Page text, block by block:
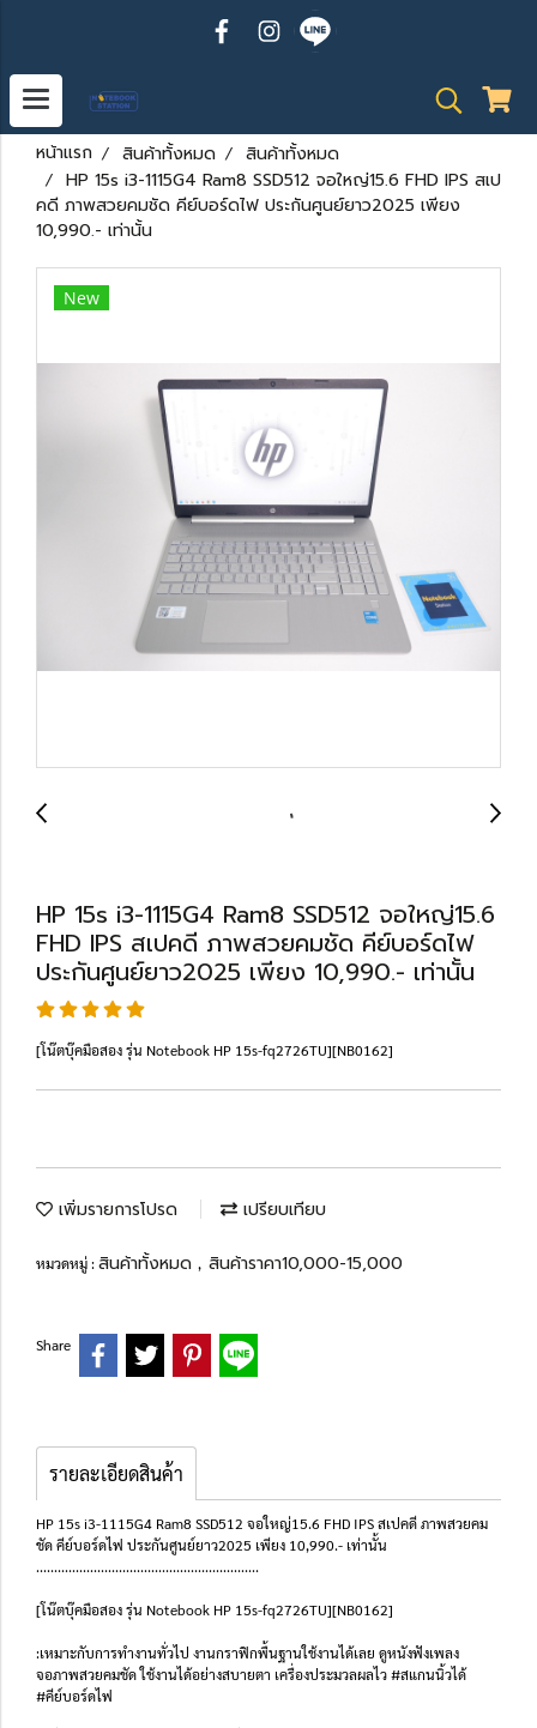
หน้าแรก สินค้าทั้งหมด
สินค้าทั้งหมด
HP 15s i3-1115G4 Ram8 SSD512 จอใหญ่15.6 FHD IPS สเป
คดี ภาพสวยคมชัด คีย์บอร์ดไฟ ประกันศูนย์ยาว2025 เพียง
10,990.- เท่านั้น
New
HP 15s i3-1115G4 Ram8 SSD512 จอใหญ่15.6
FHD IPS สเปคดี ภาพสวยคมชัด คีย์บอร์ดไฟ
ประกันศูนย์ยาว2025 เพียง 10,990.- เท่านั้น
[โน๊ตบุ๊คมือสอง รุ่น Notebook HP 15s-fq2726TU][NB0162]
เพิ่มรายการโปรด เปรียบเทียบ
หมวดหมู่ :สินค้าทั้งหมด , สินค้าราคา10,000-15,000
Share
รายละเอียดสินค้า
HP 15s i3-1115G4 Ram8 SSD512 จอใหญ่15.6 FHD IPS สเปคดี ภาพสวยคม
ชัด คีย์บอร์ดไฟ ประกันศูนย์ยาว2025 เพียง 10,990.- เท่านั้น
..............................................................
[โน๊ตบุ๊คมือสอง รุ่น Notebook HP 15s-fq2726TU][NB0162]
:เหมาะกับการทำงานทั่วไป งานกราฟิกพื้นฐานใช้งานได้เลย ดูหนังฟังเพลง
จอภาพสวยคมชัด ใช้งานได้อย่างสบายตา เครื่องประมวลผลไว #สแกนนิ้วได้
#คีย์บอร์ดไฟ